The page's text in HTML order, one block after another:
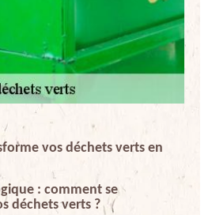
vos déchets verts en
: comment se
déchets verts ?